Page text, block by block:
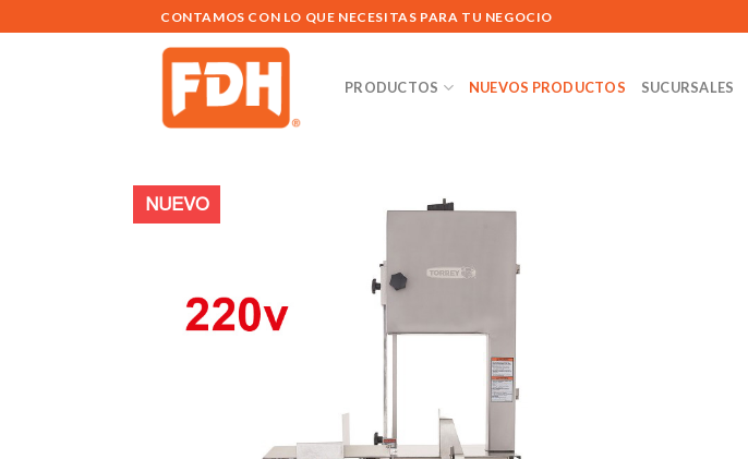
al
CONTAMOS CON LO QUE NECESITAS PARA TU NEGOCIO
PRODUCTOS NUEVOS PRODUCTOS SUCURSALES
NUEVO